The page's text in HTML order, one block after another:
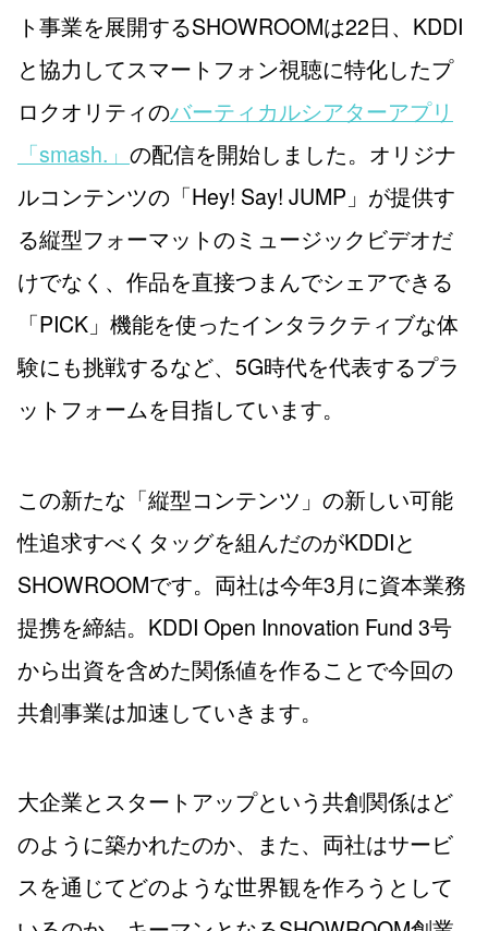
ト事業を展開するSHOWROOMは22日、KDDI
と協力してスマートフォン視聴に特化したプ
ロクオリティのバーティカルシアターアプリ
「smash.」 の配信を開始しました。オリジナ
ルコンテンツの「Hey! Say! JUMP」が提供す
る縦型フォーマットのミュージックビデオだ
けでなく、作品を直接つまんでシェアできる
「PICK」機能を使ったインタラクティブな体
験にも挑戦するなど、5G時代を代表するプラ
ットフォームを目指しています。
この新たな「縦型コンテンツ」の新しい可能
性追求すべくタッグを組んだのがKDDIと
SHOWROOMです。両社は今年3月に資本業務
提携を締結。KDDI Open Innovation Fund 3号
から出資を含めた関係値を作ることで今回の
共創事業は加速していきます。
大企業とスタートアップという共創関係はど
のように築かれたのか、また、両社はサービ
スを通じてどのような世界観を作ろうとして